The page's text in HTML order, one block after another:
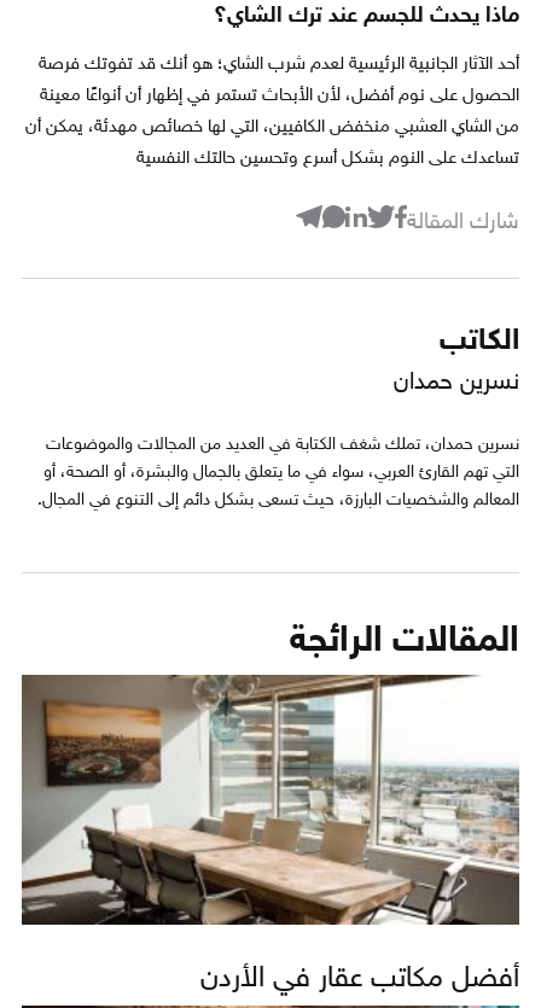
ماذا يحدث للجسم عند ترك الشاي؟
أحد الآثار الجانبية الرئيسية لعدم شرب الشاي؛ هو أنك قد تفوتك فرصة
الحصول على نوم أفضل، لأن الأبحاث تستمر في إظهار أن أنواعًا معينة
من الشاي العشبي منخفض الكافيين، التي لها خصائص مهدئة، يمكن أن
تساعدك على النوم بشكل أسرع وتحسين حالتك النفسية
شارك المقالة
الكاتب
نسرين حمدان
نسرين حمدان، تملك شغف الكتابة في العديد من المجالات والموضوعات
التي تهم القارئ العربي، سواء في ما يتعلق بالجمال والبشرة، أو الصحة، أو
المعالم والشخصيات البارزة، حيث تسعى بشكل دائم إلى التنوع في المجال.
المقالات الرائجة
أفضل مكاتب عقار في الأردن